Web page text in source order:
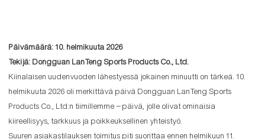
Päivämäärä: 10. helmikuuta 2026
Tekijä: Dongguan LanTeng Sports Products Co., Ltd.
Kiinalaisen uudenvuoden lähestyessä jokainen minuutti on tärkeä. 10.
helmikuuta 2026 oli merkittävä päivä Dongguan LanTeng Sports
Products Co., Ltd:n tiimillemme – päivä, jolle olivat ominaisia ​​
kiireellisyys, tarkkuus ja poikkeuksellinen yhteistyö.
Suuren asiakastilauksen toimitus piti suorittaa ennen helmikuun 11.